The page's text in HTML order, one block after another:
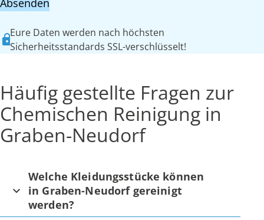
Absenden
Eure Daten werden nach höchsten
Sicherheitsstandards SSL-verschlüsselt!
Häufig gestellte Fragen zur
Chemischen Reinigung in
Graben-Neudorf
Welche Kleidungsstücke können
in Graben-Neudorf gereinigt
werden?